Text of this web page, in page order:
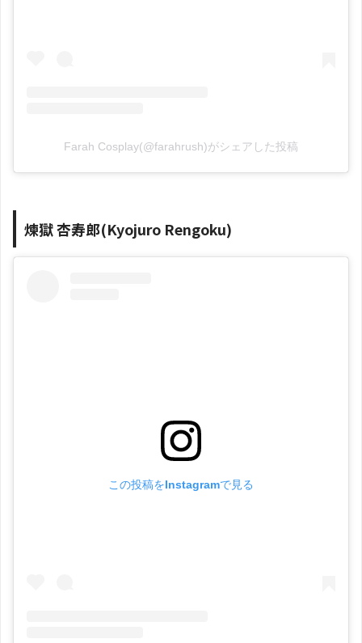
Farah Cosplay(@farahrush)がシェアした投稿
煉獄 杏寿郎(Kyojuro Rengoku)
この投稿をInstagramで見る